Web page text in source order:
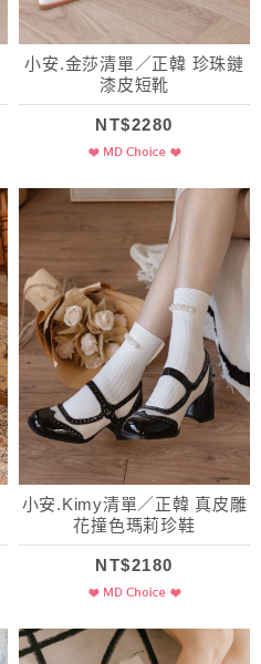
小安.金莎清單／正韓 珍珠鏈
漆皮短靴
NT$2280
小安.Kimy清單／正韓 真皮雕
花撞色瑪莉珍鞋
NT$2180